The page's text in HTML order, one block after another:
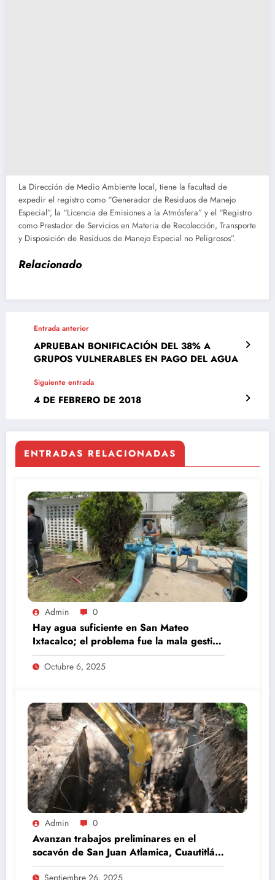
La Dirección de Medio Ambiente local, tiene la facultad de
expedir el registro como “Generador de Residuos de Manejo
Especial”, la “Licencia de Emisiones a la Atmósfera” y el “Registro
como Prestador de Servicios en Materia de Recolección, Transporte
y Disposición de Residuos de Manejo Especial no Peligrosos”.
Relacionado
Entrada anterior
APRUEBAN BONIFICACIÓN DEL 38% A
GRUPOS VULNERABLES EN PAGO DEL AGUA
Siguiente entrada
4 DE FEBRERO DE 2018
ENTRADAS RELACIONADAS
Admin 0
Hay agua suficiente en San Mateo
Ixtacalco; el problema fue la mala gestión
del comité anterior: Daniel Serrano
Octubre 6, 2025
Admin 0
Avanzan trabajos preliminares en el
socavón de San Juan Atlamica, Cuautitlán
Izcalli
Septiembre 26, 2025